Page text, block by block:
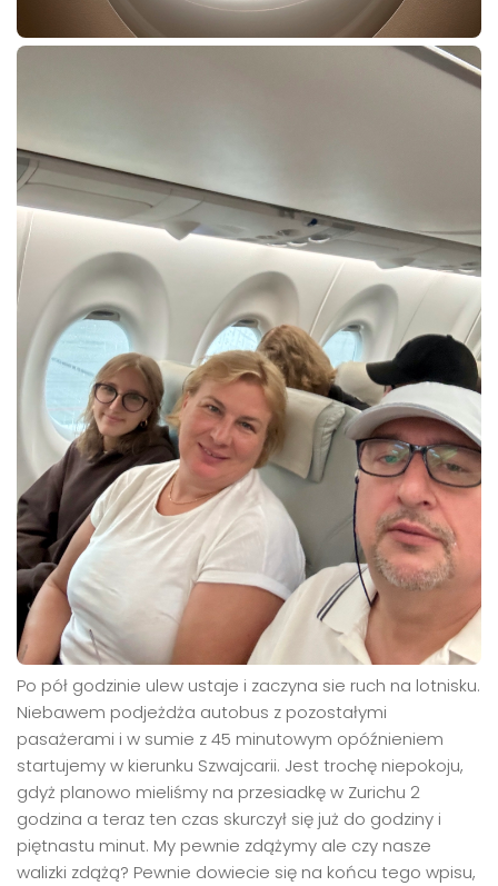
Po pół godzinie ulew ustaje i zaczyna sie ruch na lotnisku.
Niebawem podjeżdża autobus z pozostałymi
pasażerami i w sumie z 45 minutowym opóźnieniem
startujemy w kierunku Szwajcarii. Jest trochę niepokoju,
gdyż planowo mieliśmy na przesiadkę w Zurichu 2
godzina a teraz ten czas skurczył się już do godziny i
piętnastu minut. My pewnie zdążymy ale czy nasze
walizki zdążą? Pewnie dowiecie się na końcu tego wpisu,